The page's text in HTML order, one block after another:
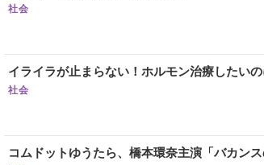
社会
イライラが止まらない！ホルモン治療したい
社会
コムドットゆうたら、橋本環奈主演「バカン